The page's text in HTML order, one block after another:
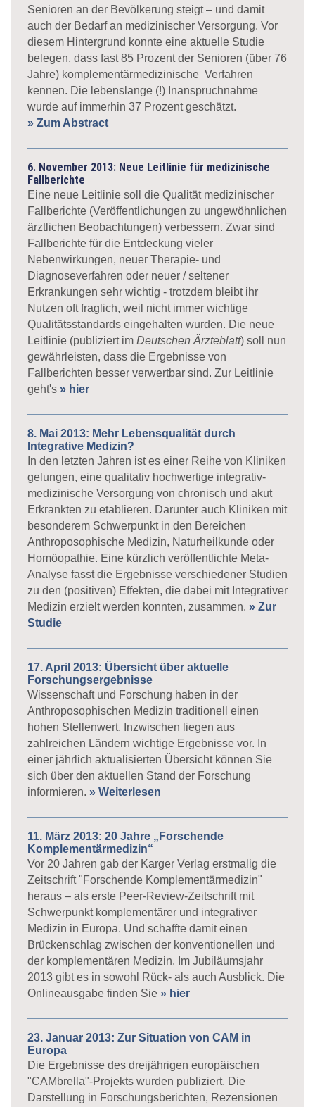
Senioren an der Bevölkerung steigt – und damit
auch der Bedarf an medizinischer Versorgung. Vor
diesem Hintergrund konnte eine aktuelle Studie
belegen, dass fast 85 Prozent der Senioren (über 76
Jahre) komplementärmedizinische Verfahren
kennen. Die lebenslange (!) Inanspruchnahme
wurde auf immerhin 37 Prozent geschätzt.
» Zum Abstract
6. November 2013: Neue Leitlinie für medizinische
Fallberichte
Eine neue Leitlinie soll die Qualität medizinischer
Fallberichte (Veröffentlichungen zu ungewöhnlichen
ärztlichen Beobachtungen) verbessern. Zwar sind
Fallberichte für die Entdeckung vieler
Nebenwirkungen, neuer Therapie- und
Diagnoseverfahren oder neuer / seltener
Erkrankungen sehr wichtig - trotzdem bleibt ihr
Nutzen oft fraglich, weil nicht immer wichtige
Qualitätsstandards eingehalten wurden. Die neue
Leitlinie (publiziert im Deutschen Ärzteblatt) soll nun
gewährleisten, dass die Ergebnisse von
Fallberichten besser verwertbar sind. Zur Leitlinie
geht's » hier
8. Mai 2013: Mehr Lebensqualität durch
Integrative Medizin?
In den letzten Jahren ist es einer Reihe von Kliniken
gelungen, eine qualitativ hochwertige integrativ-
medizinische Versorgung von chronisch und akut
Erkrankten zu etablieren. Darunter auch Kliniken mit
besonderem Schwerpunkt in den Bereichen
Anthroposophische Medizin, Naturheilkunde oder
Homöopathie. Eine kürzlich veröffentlichte Meta-
Analyse fasst die Ergebnisse verschiedener Studien
zu den (positiven) Effekten, die dabei mit Integrativer
Medizin erzielt werden konnten, zusammen. » Zur
Studie
17. April 2013: Übersicht über aktuelle
Forschungsergebnisse
Wissenschaft und Forschung haben in der
Anthroposophischen Medizin traditionell einen
hohen Stellenwert. Inzwischen liegen aus
zahlreichen Ländern wichtige Ergebnisse vor. In
einer jährlich aktualisierten Übersicht können Sie
sich über den aktuellen Stand der Forschung
informieren. » Weiterlesen
11. März 2013: 20 Jahre „Forschende
Komplementärmedizin“
Vor 20 Jahren gab der Karger Verlag erstmalig die
Zeitschrift "Forschende Komplementärmedizin"
heraus – als erste Peer-Review-Zeitschrift mit
Schwerpunkt komplementärer und integrativer
Medizin in Europa. Und schaffte damit einen
Brückenschlag zwischen der konventionellen und
der komplementären Medizin. Im Jubiläumsjahr
2013 gibt es in sowohl Rück- als auch Ausblick. Die
Onlineausgabe finden Sie » hier
23. Januar 2013: Zur Situation von CAM in
Europa
Die Ergebnisse des dreijährigen europäischen
"CAMbrella"-Projekts wurden publiziert. Die
Darstellung in Forschungsberichten, Rezensionen